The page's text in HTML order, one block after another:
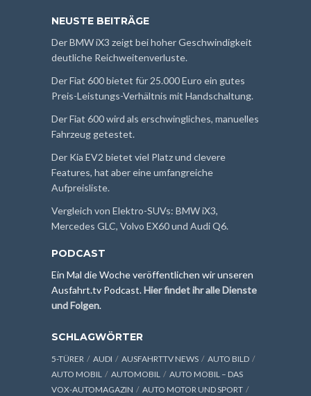
NEUSTE BEITRÄGE
Der BMW iX3 zeigt bei hoher Geschwindigkeit
deutliche Reichweitenverluste.
Der Fiat 600 bietet für 25.000 Euro ein gutes
Preis-Leistungs-Verhältnis mit Handschaltung.
Der Fiat 600 wird als erschwingliches, manuelles
Fahrzeug getestet.
Der Kia EV2 bietet viel Platz und clevere
Features, hat aber eine umfangreiche
Aufpreisliste.
Vergleich von Elektro-SUVs: BMW iX3,
Mercedes GLC, Volvo EX60 und Audi Q6.
PODCAST
Ein Mal die Woche veröffentlichen wir unseren
Ausfahrt.tv Podcast.Hier findet ihr alle Dienste
und Folgen.
SCHLAGWÖRTER
5-TÜRER AUDI AUSFAHRTTV NEWS
AUTO BILD
AUTO MOBIL
AUTOMOBIL
AUTO MOBIL – DAS
VOX-AUTOMAGAZIN
AUTO MOTOR UND SPORT